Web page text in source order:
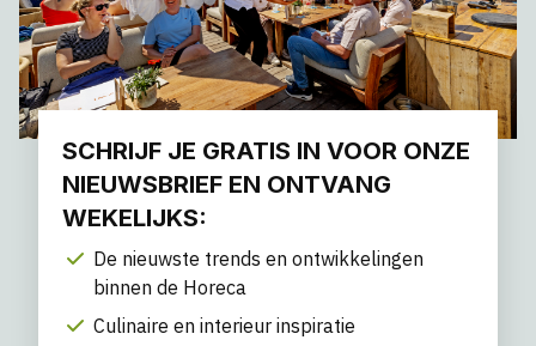
SCHRIJF JE GRATIS IN VOOR ONZE
NIEUWSBRIEF EN ONTVANG
WEKELIJKS:
De nieuwste trends en ontwikkelingen
binnen de Horeca
Culinaire en interieur inspiratie